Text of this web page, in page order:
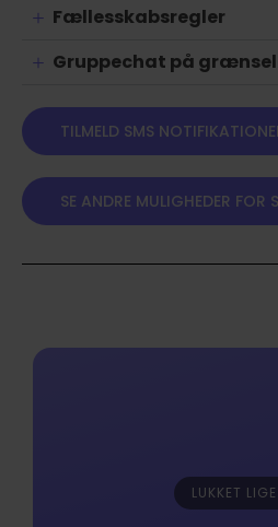
Fællesskabsregler
Gruppechat på
TILMELD SMS
SE ANDRE MULIGHEDER FOR
LUKKET